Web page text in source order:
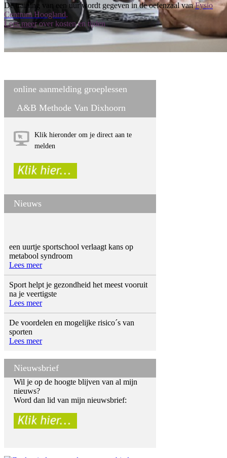
De training van een uur wordt gegeven in de oefenzaal vanFysio
Centrum Hoogland.
Lees meerover kosten en tijden
online aanmelding groeplessen
A&B Methode Van Dixhoorn
Klik hieronder om je direct aan te
melden
Nieuws
een uurtje sportschool verlaagt kans op
metabool syndroom
Lees meer
Sport helpt je gezondheid het meest vooruit
na je veertigste
Lees meer
De voordelen en mogelijke risico´s van
sporten
Lees meer
Nieuwsbrief
Wil je op de hoogte blijven van al mijn
nieuws?
Word dan lid van mijn nieuwsbrief: